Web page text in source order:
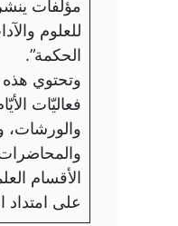
مؤلّفات
للعلوم
الحكمة”.
وتحتوي
فعاليّات
والورشات،
الأقسام
على امتداد